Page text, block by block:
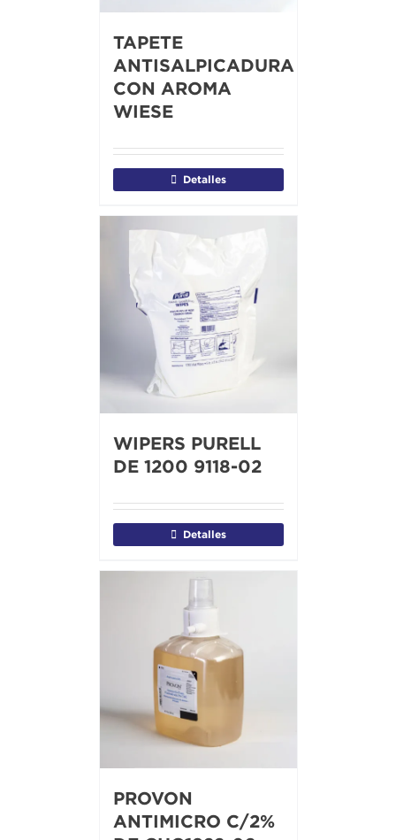
TAPETE
ANTISALPICADURA
CON AROMA
WIESE
Detalles
WIPERS PURELL
DE 1200 9118-02
Detalles
PROVON
ANTIMICRO C/2%